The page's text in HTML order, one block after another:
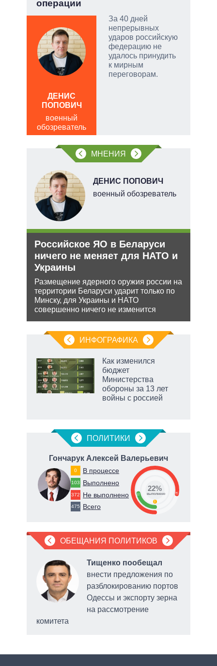
операции
За 40 дней
непрерывных
ударов российскую
федерацию не
удалось принудить
к мирным
переговорам.
ДЕНИС
ПОПОВИЧ
военный
обозреватель
МНЕНИЯ
ДЕНИС ПОПОВИЧ
военный обозреватель
Российское ЯО в Беларуси
ничего не меняет для НАТО и
Украины
Размещение ядерного оружия россии на
территории Беларуси ударит только по
Минску, для Украины и НАТО
совершенно ничего не изменится
ИНФОГРАФИКА
Как изменился
бюджет
Министерства
обороны за 13 лет
войны с россией
ПОЛИТИКИ
Гончарук Алексей Валерьевич
0 В процессе
103 Выполнено
372 Не выполнено
475 Всего
78
22
0
22%
выполнено
ОБЕЩАНИЯ ПОЛИТИКОВ
Тищенко пообещал
внести предложения по
разблокированию портов
Одессы и экспорту зерна
на рассмотрение
комитета